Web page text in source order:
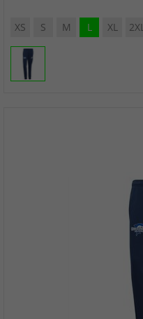
XS S M L XL